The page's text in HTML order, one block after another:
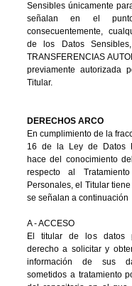
Sensibles únicamente
señalan en el
consecuentemente,
de los Datos
TRANSFERENCIAS
previamente autorizada
Titular.
DERECHOS ARCO
En cumplimiento de la
16 de la Ley de Datos
hace del conocimiento
respecto al
Personales, el Titular
se señalan a continuación
A - ACCESO
El titular de los datos
derecho a solicitar y
información de sus
sometidos a tratamiento